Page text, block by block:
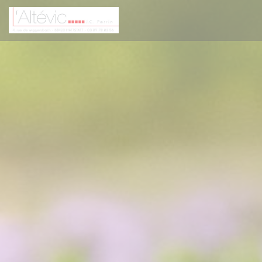
Painel de Gerenciamento de Cookies